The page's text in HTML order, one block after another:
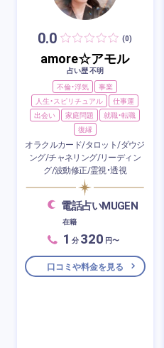
0.0 (0)
amore☆アモル
占い歴 不明
不倫・浮気
事業
人生・スピリチュアル
仕事運
出会い
家庭問題
就職・転職
復縁
オラクルカード/タロット/ダウジ
ング/チャネリング/リーディン
グ/波動修正/霊視・透視
電話占いMUGEN
在籍
1 分 320 円〜
口コミや料金を見る